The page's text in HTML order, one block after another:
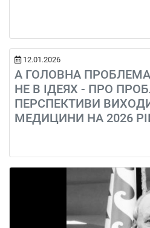
12.01.2026
А ГОЛОВНА ПРОБЛЕМА
НЕ В ІДЕЯХ - ПРО
ПЕРСПЕКТИВИ
МЕДИЦИНИ НА 2026